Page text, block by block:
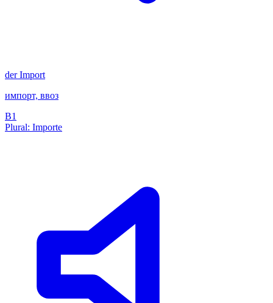
derImport
импорт, ввоз
B1
Plural: Importe